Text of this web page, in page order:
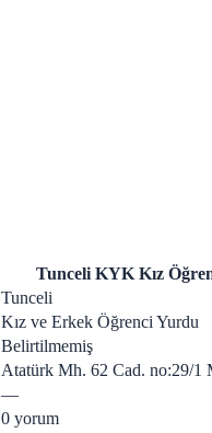
Tunceli KYK Kız
Tunceli
Kız ve Erkek Öğrenci Yurdu
Belirtilmemiş
Atatürk Mh. 62 Cad. no:29/1
—
0 yorum